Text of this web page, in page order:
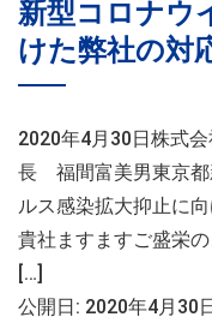
新型コロナウ
けた弊社の対
2020年4月30日株
長 福間富美男東京都
ルス感染拡大抑止に
貴社ますますご盛栄
[…]
公開日: 2020年4月30